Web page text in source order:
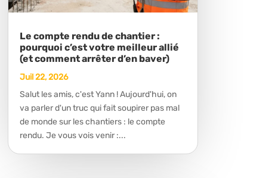
Le compte rendu de chantier :
pourquoi c’est votre meilleur allié
(et comment arrêter d’en baver)
Juil 22, 2026
Salut les amis, c'est Yann ! Aujourd'hui, on
va parler d'un truc qui fait soupirer pas mal
de monde sur les chantiers : le compte
rendu. Je vous vois venir :...